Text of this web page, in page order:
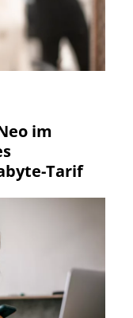
im
Tarif